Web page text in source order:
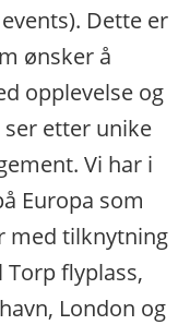
Dette er
ønsker å
opplevelse og
etter unike
Vi har i
Europa som
med tilknytning
flyplass,
London og